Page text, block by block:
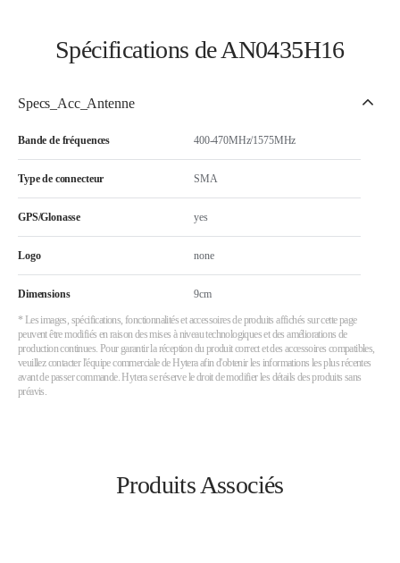
Spécifications de AN0435H16
Specs_Acc_Antenne
Bande de fréquences 400-470MHz/1575MHz
Type de connecteur SMA
GPS/Glonasse yes
Logo none
Dimensions 9cm
* Les images, spécifications, fonctionnalités et accessoires de produits affichés sur cette page
peuvent être modifiés en raison des mises à niveau technologiques et des améliorations de
production continues. Pour garantir la réception du produit correct et des accessoires compatibles,
veuillez contacter l'équipe commerciale de Hytera afin d'obtenir les informations les plus récentes
avant de passer commande. Hytera se réserve le droit de modifier les détails des produits sans
préavis.
Produits Associés